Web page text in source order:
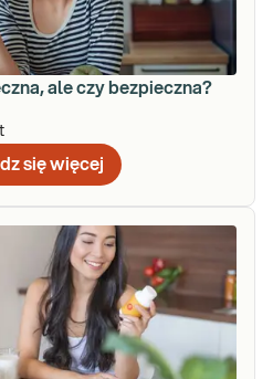
ale czy bezpieczna?
się więcej